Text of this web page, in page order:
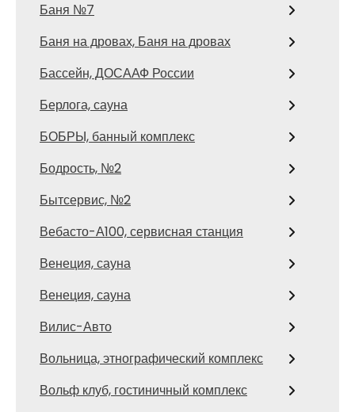
Баня №7
Баня на дровах, Баня на дровах
Бассейн, ДОСААФ России
Берлога, сауна
БОБРЫ, банный комплекс
Бодрость, №2
Бытсервис, №2
Вебасто-А100, сервисная станция
Венеция, сауна
Венеция, сауна
Вилис-Авто
Вольница, этнографический комплекс
Вольф клуб, гостиничный комплекс